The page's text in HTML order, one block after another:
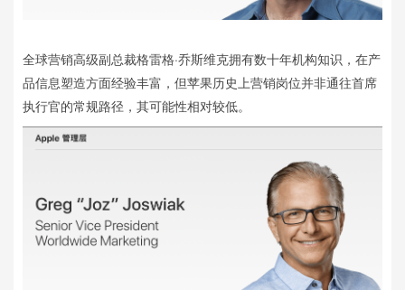
全球营销高级副总裁格雷格·乔斯维克拥有数十年机构知识，在产
品信息塑造方面经验丰富，但苹果历史上营销岗位并非通往首席
执行官的常规路径，其可能性相对较低。